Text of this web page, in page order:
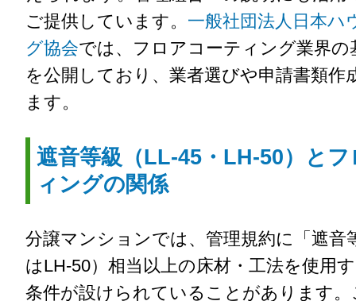
ご提供しています。 一般社団法人日本ハ
グ協会では、フロアコーティング業界の
を公開しており、業者選びや申請書類作
ます。
遮音等級（LL-45・LH-50）と
ィングの関係
分譲マンションでは、管理規約に「遮音
はLH-50）相当以上の床材・工法を使用
条件が設けられていることがあります